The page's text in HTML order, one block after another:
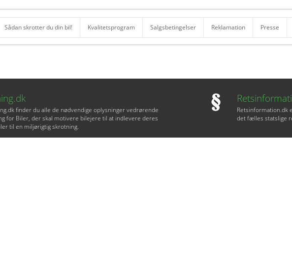
Sådan skrotter du din bil! Kvalitetsprogram Salgsbetingelser Reklamation Presse
finder du alle de nødvendige oplysninger vedrørende
for Biler, der skal motivere bilejere til at indlevere deres
til en miljørigtig skrotning.
Retsinformation.dk
det fælles statslige